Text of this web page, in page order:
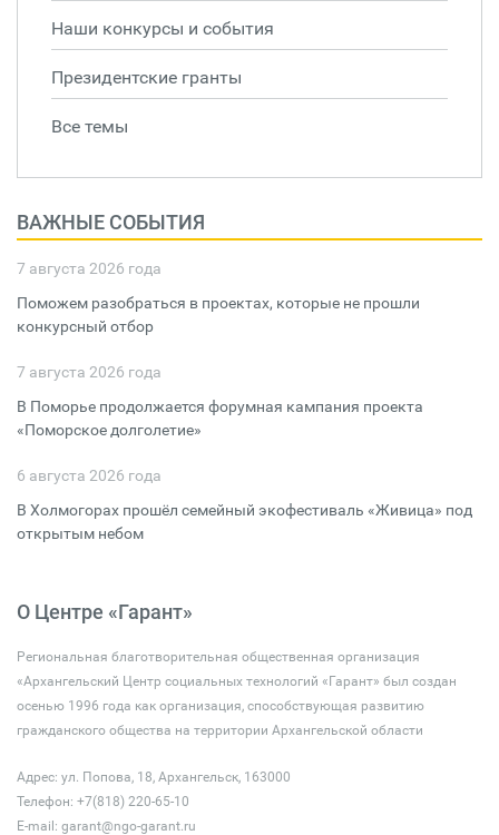
Наши конкурсы и события
Президентские гранты
Все темы
ВАЖНЫЕ СОБЫТИЯ
7 августа 2026 года
Поможем разобраться в проектах, которые не прошли
конкурсный отбор
7 августа 2026 года
В Поморье продолжается форумная кампания проекта
«Поморское долголетие»
6 августа 2026 года
В Холмогорах прошёл семейный экофестиваль «Живица» под
открытым небом
О Центре «Гарант»
Региональная благотворительная общественная организация
«Архангельский Центр социальных технологий «Гарант» был создан
осенью 1996 года как организация, способствующая развитию
гражданского общества на территории Архангельской области
Адрес: ул. Попова, 18, Архангельск, 163000
Телефон: +7(818) 220-65-10
E-mail: garant@ngo-garant.ru